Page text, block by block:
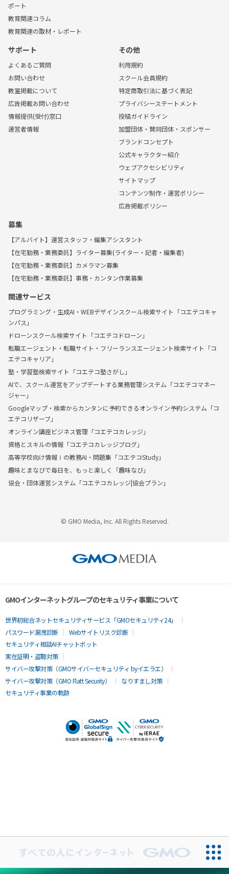
ポート
教育関連コラム
教育関連の取材・レポート
サポート
よくあるご質問
お問い合わせ
教室掲載について
広告掲載お問い合わせ
情報提供(受付)窓口
運営者情報
その他
利用規約
スクール会員規約
特定商取引法に基づく表記
プライバシーステートメント
投稿ガイドライン
加盟団体・賛同団体・スポンサー
ブランドコンセプト
公式キャラクター紹介
ウェブアクセシビリティ
サイトマップ
コンテンツ制作・運営ポリシー
広告掲載ポリシー
募集
【アルバイト】運営スタッフ・編集アシスタント
【在宅勤務・業務委託】ライター募集(ライター・記者・編集者)
【在宅勤務・業務委託】カメラマン募集
【在宅勤務・業務委託】事務・カンタン作業募集
関連サービス
プログラミング・生成AI・WEBデザインスクール検索サイト「コエテコキャ
ンパス」
ドローンスクール検索サイト「コエテコドローン」
転職エージェント・転職サイト・フリーランスエージェント検索サイト「コ
エテコキャリア」
塾・学習塾検索サイト「コエテコ塾さがし」
AIで、スクール運営をアップデートする業務管理システム「コエテコマネー
ジャー」
Googleマップ・検索からカンタンに予約できるオンライン予約システム「コ
エテコリザーブ」
オンライン講座ビジネス管理「コエテコカレッジ」
資格とスキルの情報「コエテコカレッジブログ」
高等学校向け情報Ⅰの教務AI・問題集「コエテコStudy」
趣味とまなびで毎日を、もっと楽しく「趣味なび」
協会・団体運営システム「コエテコカレッジ|協会プラン」
© GMO Media, Inc. All Rights Reserved.
GMOインターネットグループのセキュリティ事業について
世界初総合ネットセキュリティサービス「GMOセキュリティ24」
パスワード漏洩診断
Webサイトリスク診断
セキュリティ相談AIチャットボット
実在証明・盗聴対策
サイバー攻撃対策（GMOサイバーセキュリティ byイエラエ）
サイバー攻撃対策（GMO Flatt Security）
なりすまし対策
セキュリティ事業の軌跡